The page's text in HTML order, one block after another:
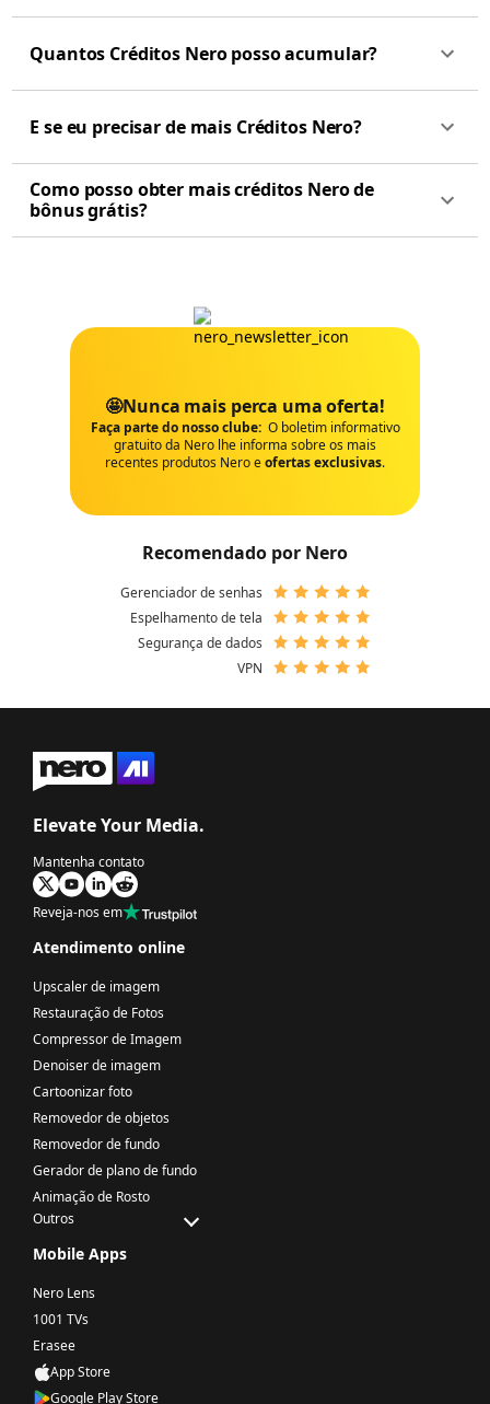
Quantos Créditos Nero posso acumular?
E se eu precisar de mais Créditos Nero?
Como posso obter mais créditos Nero de
bônus grátis?
🤩Nunca mais perca uma oferta!
Faça parte do nosso clube: O boletim informativo
gratuito da Nero lhe informa sobre os mais
recentes produtos Nero eofertas exclusivas.
Recomendado por Nero
Gerenciador de senhas
Espelhamento de tela
Segurança de dados
VPN
Elevate Your Media.
Mantenha contato
Reveja-nos em
Atendimento online
Upscaler de imagem
Restauração de Fotos
Compressor de Imagem
Denoiser de imagem
Cartoonizar foto
Removedor de objetos
Removedor de fundo
Gerador de plano de fundo
Animação de Rosto
Outros
Mobile Apps
Nero Lens
1001 TVs
Erasee
App Store
Google Play Store